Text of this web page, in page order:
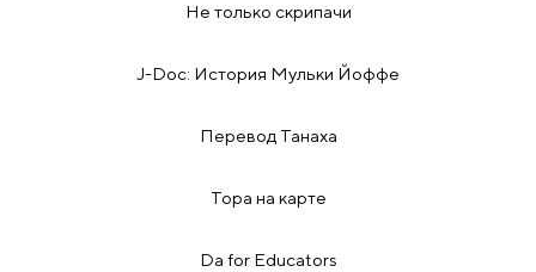
Не только скрипачи
J-Doc: История Мульки Йоффе
Перевод Танаха
Тора на карте
Da for Educators